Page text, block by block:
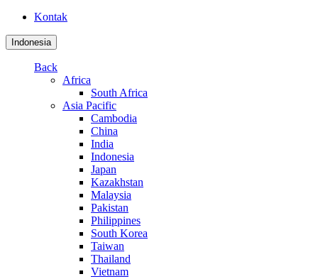
Kontak
Indonesia
Back
Africa
South Africa
Asia Pacific
Cambodia
China
India
Indonesia
Japan
Kazakhstan
Malaysia
Pakistan
Philippines
South Korea
Taiwan
Thailand
Vietnam